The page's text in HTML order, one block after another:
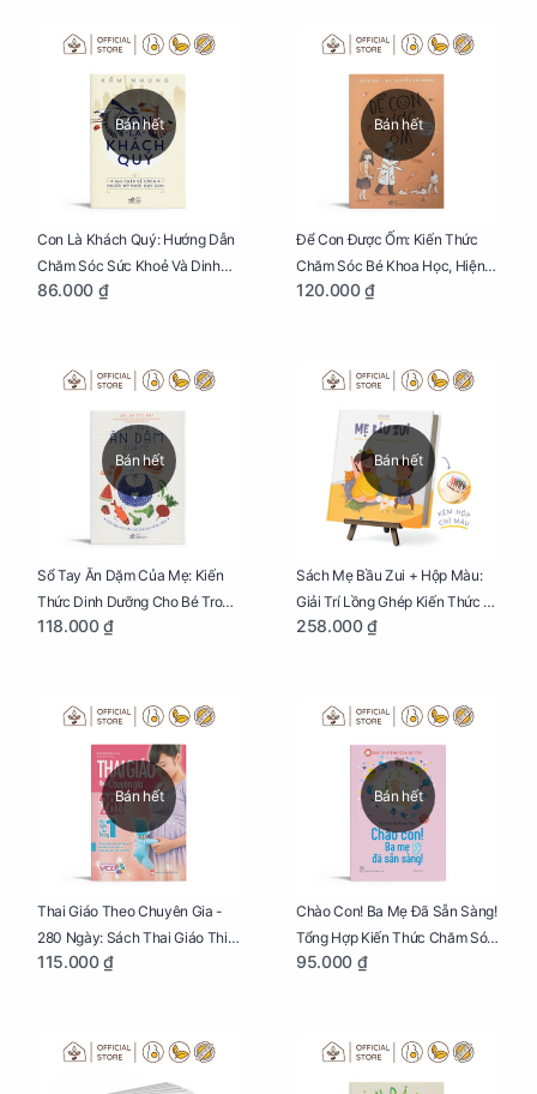
Bán hết
Con Là Khách Quý: Hướng Dẫn
Chăm Sóc Sức Khoẻ Và Dinh
Dưỡng Cho Bé
86.000 ₫
Bán hết
Để Con Được Ốm: Kiến Thức
Chăm Sóc Bé Khoa Học, Hiện
Đại
120.000 ₫
Bán hết
Sổ Tay Ăn Dặm Của Mẹ: Kiến
Thức Dinh Dưỡng Cho Bé Trong
Tuổi Ăn Dặm
118.000 ₫
Bán hết
Sách Mẹ Bầu Zui + Hộp Màu:
Giải Trí Lồng Ghép Kiến Thức Và
Lời Khuyên Mang Thai Bổ Ích
258.000 ₫
Bán hết
Thai Giáo Theo Chuyên Gia -
280 Ngày: Sách Thai Giáo Thiết
Thực Nhất Cho Mẹ Bầu
115.000 ₫
Bán hết
Chào Con! Ba Mẹ Đã Sẵn Sàng!
Tổng Hợp Kiến Thức Chăm Sóc
Trẻ Sơ Sinh
95.000 ₫